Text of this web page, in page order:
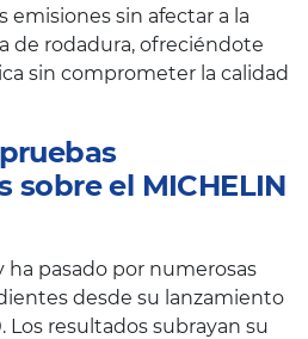
emisiones sin afectar a la
de rodadura, ofreciéndote
sin comprometer la calidad
el MICHELIN
ha pasado por numerosas
desde su lanzamiento
resultados subrayan su